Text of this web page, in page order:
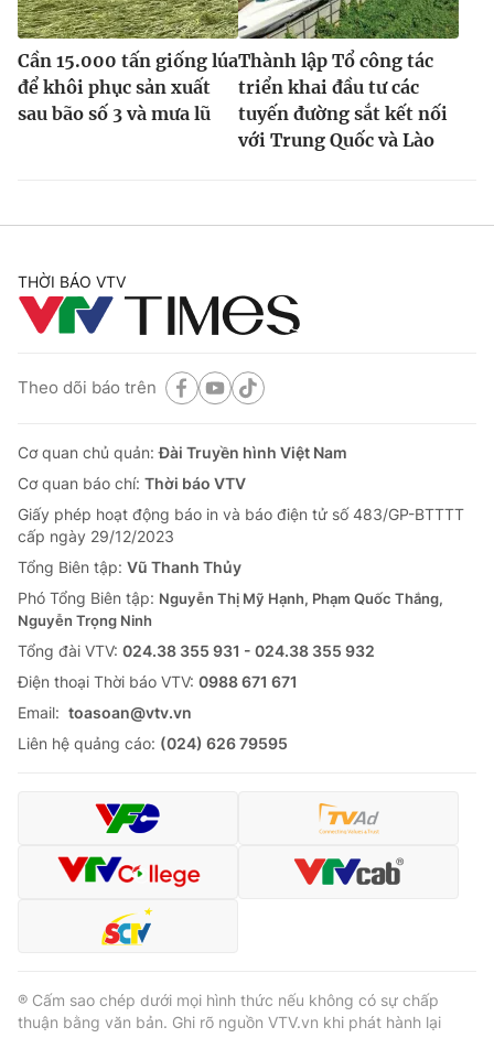
Cần 15.000 tấn giống lúa
để khôi phục sản xuất
sau bão số 3 và mưa lũ
Thành lập Tổ công tác
triển khai đầu tư các
tuyến đường sắt kết nối
với Trung Quốc và Lào
THỜI BÁO VTV
Theo dõi báo trên
Cơ quan chủ quản:Đài Truyền hình Việt Nam
Cơ quan báo chí: Thời báo VTV
Giấy phép hoạt động báo in và báo điện tử số 483/GP-BTTTT
cấp ngày 29/12/2023
Tổng Biên tập: Vũ Thanh Thủy
Phó Tổng Biên tập: Nguyễn Thị Mỹ Hạnh, Phạm Quốc Thắng,
Nguyễn Trọng Ninh
Tổng đài VTV: 024.38 355 931 - 024.38 355 932
Ðiện thoại Thời báo VTV: 0988 671 671
Email: toasoan@vtv.vn
Liên hệ quảng cáo: (024) 626 79595
® Cấm sao chép dưới mọi hình thức nếu không có sự chấp
thuận bằng văn bản. Ghi rõ nguồn VTV.vn khi phát hành lại